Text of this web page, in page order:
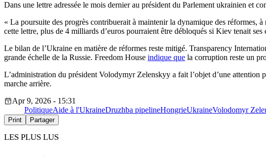
Dans une lettre adressée le mois dernier au président du Parlement ukrainien et
« La poursuite des progrès contribuerait à maintenir la dynamique des réformes,
cette lettre, plus de 4 milliards d’euros pourraient être débloqués si Kiev tenait ses
Le bilan de l’Ukraine en matière de réformes reste mitigé. Transparency
grande échelle de la Russie. Freedom House indique que la corruption reste un
L’administration du président Volodymyr Zelenskyy a fait l’objet d’une attention
marche arrière.
Apr 9, 2026 - 15:31
PolitiqueAide à l'UkraineDruzhba pipelineHongrieUkraineVolodomyr
Print Partager
LES PLUS LUS